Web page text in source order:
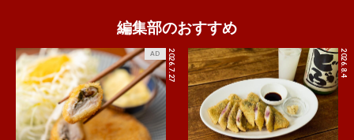
編集部のおすすめ
2026.7.27
AD 2026.8.4